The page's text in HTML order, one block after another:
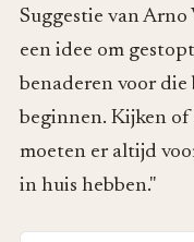
Suggestie van
een idee om
benaderen voor die
beginnen. Kijken
moeten er altijd
in huis hebben."